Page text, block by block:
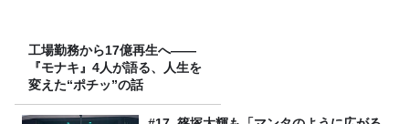
工場勤務から17億再生へ——
『モナキ』4人が語る、人生を
変えた“ポチッ”の話